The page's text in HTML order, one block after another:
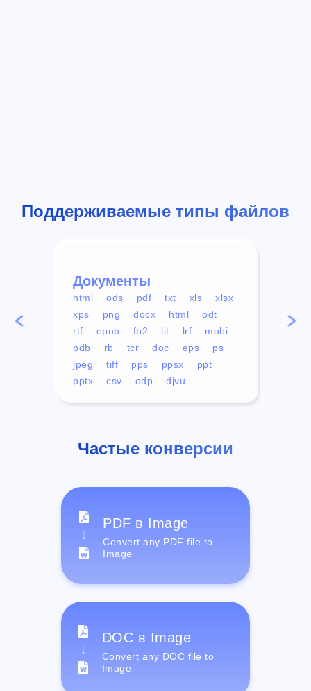
Поддерживаемые типы файлов
Документы
html ods pdf txt xls
xlsx
xps
png docx html
odt
rtf
epub fb2 lit lrf
mobi
pdb
rb tcr doc eps
ps
jpeg
tiff pps ppsx
ppt
pptx
csv odp djvu
mp4
Частые конверсии
PDF в Image
Convert any PDF file to
Image
DOC в Image
Convert any DOC file to
Image